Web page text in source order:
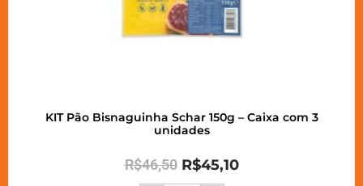
KIT Pão Bisnaguinha Schar 150g – Caixa com 3
unidades
R$46,50 R$45,10